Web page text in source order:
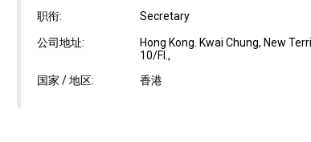
职衔: Secretary
公司地址:
Hong Kong. Kwai Chung, New
10/Fl.,
国家 / 地区:
香港